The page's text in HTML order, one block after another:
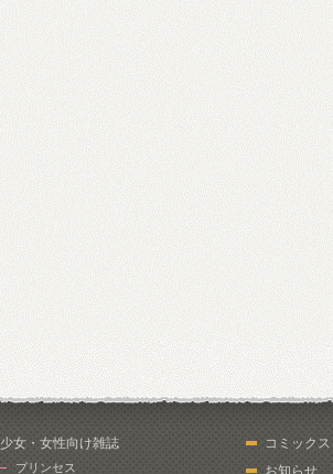
少女・女性向け雑誌
プリンセス
コミックス
お知らせ